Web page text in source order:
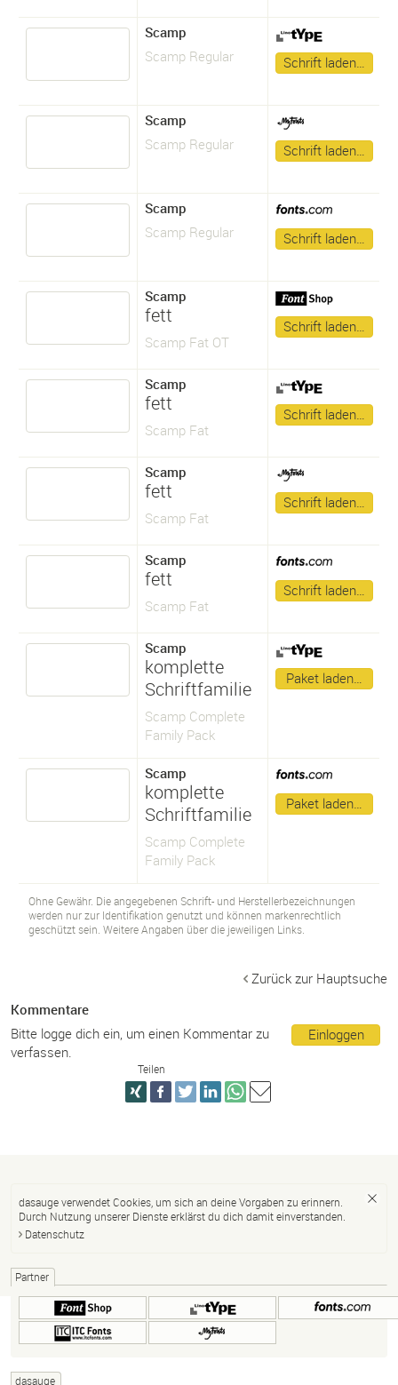
Scamp
Scamp Regular
Schrift laden…
Scamp
Scamp Regular
Schrift laden…
Scamp
Scamp Regular
Schrift laden…
Scamp
fett
Scamp Fat OT
Schrift laden…
Scamp
fett
Scamp Fat
Schrift laden…
Scamp
fett
Scamp Fat
Schrift laden…
Scamp
fett
Scamp Fat
Schrift laden…
Scamp
komplette
Schriftfamilie
Scamp Complete
Family Pack
Paket laden…
Scamp
komplette
Schriftfamilie
Scamp Complete
Family Pack
Paket laden…
Ohne Gewähr. Die angegebenen Schrift- und Herstellerbezeichnungen
werden nur zur Identifikation genutzt und können markenrechtlich
geschützt sein. Weitere Angaben über die jeweiligen Links.
Zurück zur Hauptsuche
Kommentare
Einloggen
Bitte logge dich ein, um einen Kommentar zu
verfassen.
Teilen
dasauge verwendet Cookies, um sich an deine Vorgaben zu erinnern.
Durch Nutzung unserer Dienste erklärst du dich damit einverstanden.
Datenschutz
Partner
dasauge